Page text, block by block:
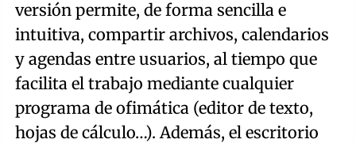
versión permite, de forma sencilla e
intuitiva, compartir archivos, calendarios
y agendas entre usuarios, al tiempo que
facilita el trabajo mediante cualquier
programa de ofimática (editor de texto,
hojas de cálculo…). Además, el escritorio